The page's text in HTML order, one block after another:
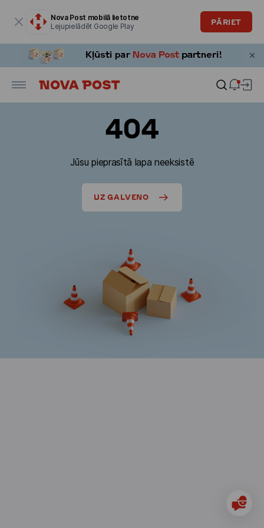
Nova Post mobilā lietotne
Lejupielādēt Google Play
PĀRIET
404
Jūsu pieprasītā lapa neeksistē
UZ GALVENO